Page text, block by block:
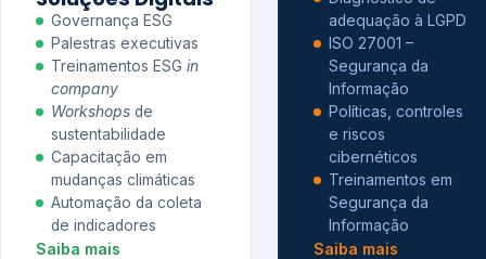
Governança ESG
Palestras executivas
Treinamentos ESG in
company
Workshops de
sustentabilidade
Capacitação em
mudanças climáticas
Automação da coleta
de indicadores
Saiba mais
adequação à LGPD
ISO 27001 –
Segurança da
Informação
Políticas, controles
e riscos
cibernéticos
Treinamentos em
Segurança da
Informação
Saiba mais